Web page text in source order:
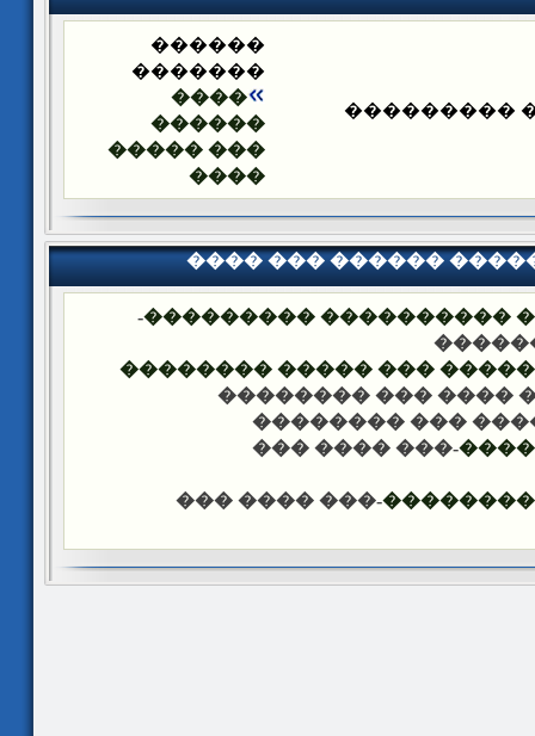
�����
������
�������
����
������
��� �����
����
���� ��� ������
�������� �� ���
-
���
���� ����� �������� ���
-��� ���� ���
-��� ���� ���
-��� ���� ���
������
-��� ���� ���